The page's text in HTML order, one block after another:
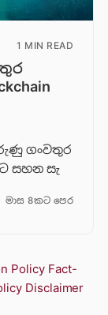
1 MIN READ
ගංවතුර
සහන සැ
මාස 8කට පෙර
Policy Fact-
Disclaimer